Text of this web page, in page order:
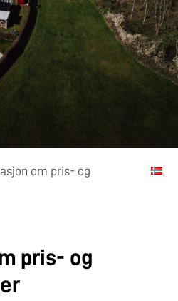
om pris- og
pris- og